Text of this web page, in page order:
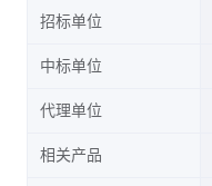
招标单位
中标单位
代理单位
相关产品